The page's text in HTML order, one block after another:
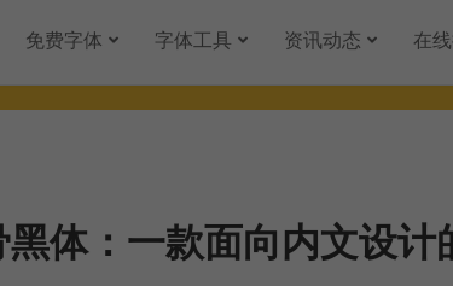
免费字体 字体工具 资讯动态 在
黑体：一款面向内文设计